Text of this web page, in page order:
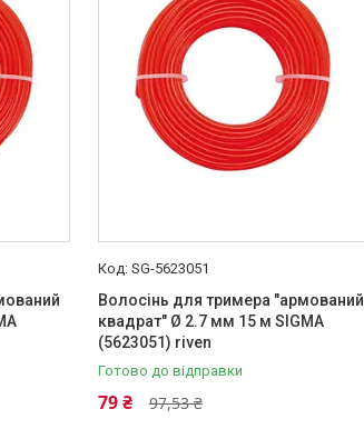
SG-5623051
Волосінь для тримера "армований
квадрат" Ø 2.7 мм 15 м SIGMA
(5623051) riven
Готово до відправки
97,53 ₴
79 ₴